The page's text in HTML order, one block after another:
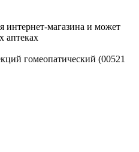
интернет-магазина и может
аптеках
гомеопатический (00521